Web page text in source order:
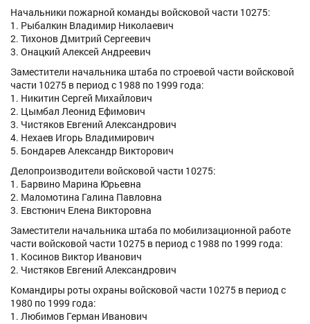
Начальники пожарной команды войсковой части 10275:
1. Рыбалкин Владимир Николаевич
2. Тихонов Дмитрий Сергеевич
3. Онацкий Алексей Андреевич
Заместители начальника штаба по строевой части войсковой
части 10275 в период с 1988 по 1999 года:
1. Никитин Сергей Михайлович
2. Цымбал Леонид Ефимович
3. Чистяков Евгений Александрович
4. Нехаев Игорь Владимирович
5. Бондарев Александр Викторович
Делопроизводители войсковой части 10275:
1. Барвино Марина Юрьевна
2. Маломотина Галина Павловна
3. Евстюнич Елена Викторовна
Заместители начальника штаба по мобилизационной работе
части войсковой части 10275 в период с 1988 по 1999 года:
1. Косинов Виктор Иванович
2. Чистяков Евгений Александрович
Командиры роты охраны войсковой части 10275 в период с
1980 по 1999 года:
1. Любимов Герман Иванович